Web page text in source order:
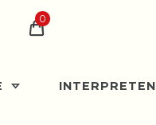
0
INTERPRETEN